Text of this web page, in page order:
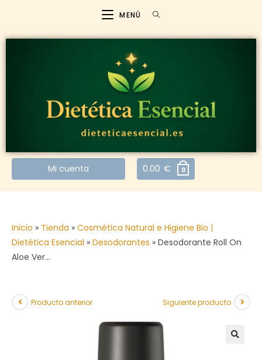
MENÚ
Mi cuenta 0.00 € 0
Inicio » Tienda » Cosmética Natural e Higiene Bio |
Dietética Esencial » Desodorantes » Desodorante Roll On
Aloe Ver…
Producto anterior Siguiente producto